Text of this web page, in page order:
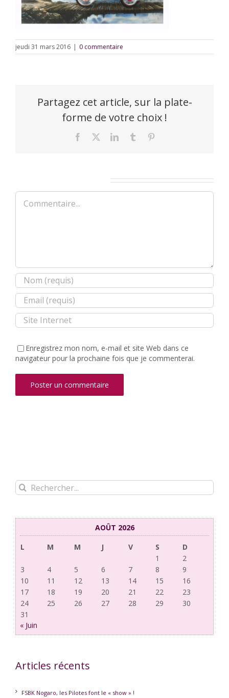
jeudi 31 mars 2016 | 0 commentaire
Partagez cet article, sur la plate-
forme de votre choix !
Facebook LinkedInTumblr
Commentaire
Enregistrez mon nom, e-mail et site Web dans ce
navigateur pour la prochaine fois que je commenterai.
Rechercher:
AOÛT 2026
L
M M J V S
D
1
2
3
4 5 6 7 8
9
10
11 12 13 14 15
16
17
18 19 20 21 22
23
24
25 26 27 28 29
30
31
« Juin
Articles récents
FSBK Nogaro, les Pilotes font le « show » !